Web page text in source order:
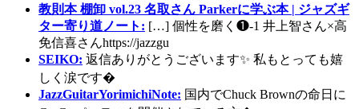
教則本 棚卸 vol.23 名取さん Parkerに学ぶ本 | ジャズギ
ター寄り道ノート: […] 個性を磨く❶-1 井上智さん×高
免信喜さんhttps://jazzgu
SEIKO: 返信ありがとうございます✨ 私もとっても嬉
しく涙です�
JazzGuitarYorimichiNote: 国内でChuck Brownの命日に